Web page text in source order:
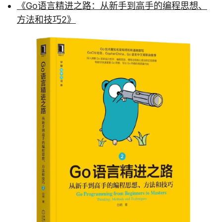
《Go语言精进之路：从新手到高手的编程思想、
方法和技巧2》